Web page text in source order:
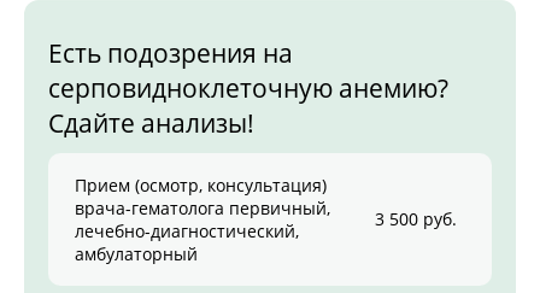
Есть подозрения на
серповидноклеточную анемию?
Сдайте анализы!
Прием (осмотр, консультация)
врача-гематолога первичный,
лечебно-диагностический,
амбулаторный
3 500 руб.